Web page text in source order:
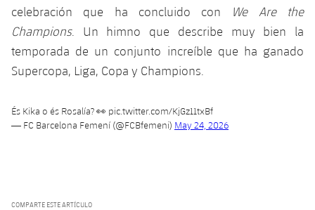
celebración que ha concluido con
We Are the
Champions. Un himno que describe muy bien la
temporada de un conjunto increíble que ha ganado
Supercopa, Liga, Copa y Champions.
És Kika o és Rosalía? 👀 pic.twitter.com/KjGz11txBf
— FC Barcelona Femení (@FCBfemeni) May 24, 2026
COMPARTE ESTE ARTÍCULO